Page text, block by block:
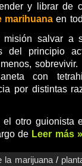
y librar de
marihuana en
misión salvar a
del principio
con
por distintas
otro guionista
de Leer más »
la marijuana/